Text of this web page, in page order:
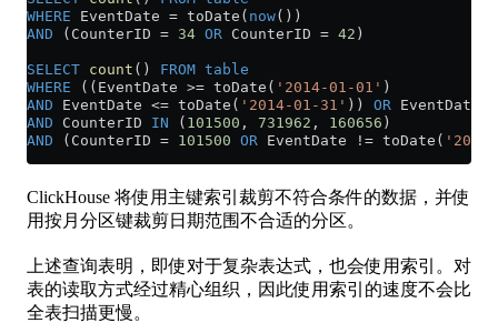
WHERE EventDate = toDate( now())
AND (CounterID = 34 OR CounterID = 42 )
SELECT count () FROM table
WHERE ((EventDate >= toDate( '2014-01-01' )
AND EventDate <= toDate( '2014-01-31' )) OR EventDate
AND CounterID IN ( 101500 , 731962 , 160656 )
AND (CounterID = 101500 OR EventDate != toDate(
ClickHouse 将使用主键索引裁剪不符合条件的数据，并使
用按月分区键裁剪日期范围不合适的分区。
上述查询表明，即使对于复杂表达式，也会使用索引。对
表的读取方式经过精心组织，因此使用索引的速度不会比
全表扫描更慢。